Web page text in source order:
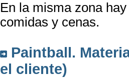
En la misma zona
comidas y cenas.
Paintball.
el cliente)